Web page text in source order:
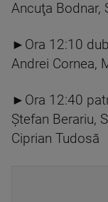
Ancuţa Bodnar,
►Ora 12:10
Andrei Cornea,
►Ora 12:40
Ştefan Berariu,
Ciprian Tudosă